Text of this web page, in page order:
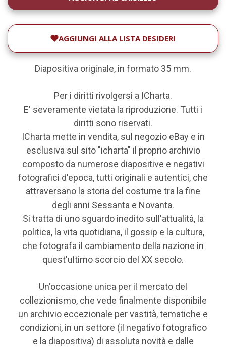
ATTUALE:
AGGIUNGI ALLA LISTA DESIDERI
Diapositiva originale, in formato 35 mm.
Per i diritti rivolgersi a ICharta.
E' severamente vietata la riproduzione. Tutti i
diritti sono riservati.
ICharta mette in vendita, sul negozio eBay e in
esclusiva sul sito "icharta" il proprio archivio
composto da numerose diapositive e negativi
fotografici d'epoca, tutti originali e autentici, che
attraversano la storia del costume tra la fine
degli anni Sessanta e Novanta.
Si tratta di uno sguardo inedito sull'attualità, la
politica, la vita quotidiana, il gossip e la cultura,
che fotografa il cambiamento della nazione in
quest'ultimo scorcio del XX secolo.
Un'occasione unica per il mercato del
collezionismo, che vede finalmente disponibile
un archivio eccezionale per vastità, tematiche e
condizioni, in un settore (il negativo fotografico
e la diapositiva) di assoluta novità e dalle